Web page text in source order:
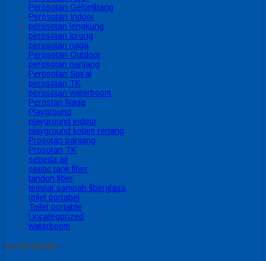
Perosotan Gelombang
Perosotan Indoor
perosotan lengkung
perosotan lorong
perosotan naga
Perosotan Outdoor
perosotan panjang
Perosotan Spiral
perosotan TK
perosotan waterboom
Perostan Naga
Playground
playground indoor
playground kolam renang
Prosotan panjang
Prosotan TK
sepeda air
septic tank fiber
tandon fiber
tempat sampah fiberglass
toilet portabel
Toilet portable
Uncategorized
waterboom
Social Media